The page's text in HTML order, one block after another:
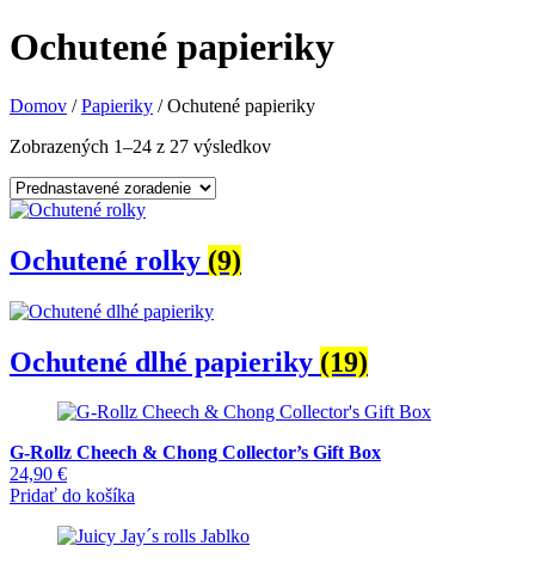
Ochutené papieriky
Domov /Papieriky / Ochutené papieriky
Zobrazených 1–24 z 27 výsledkov
Ochutené rolky (9)
Ochutené dlhé papieriky (19)
G-Rollz Cheech & Chong Collector’s Gift Box
24,90 €
Pridať do košíka